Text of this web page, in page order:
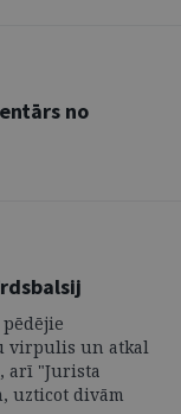
no
virpulis un atkal
arī "Jurista
uzticot divām